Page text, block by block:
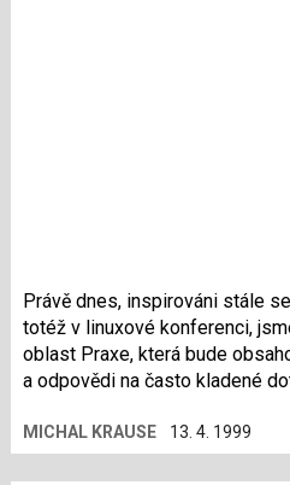
Právě dnes, inspirováni stále
totéž v linuxové konferenci,
oblast Praxe, která bude
a odpovědi na často kladené
skriptů apod.
MICHAL KRAUSE 13. 4. 1999